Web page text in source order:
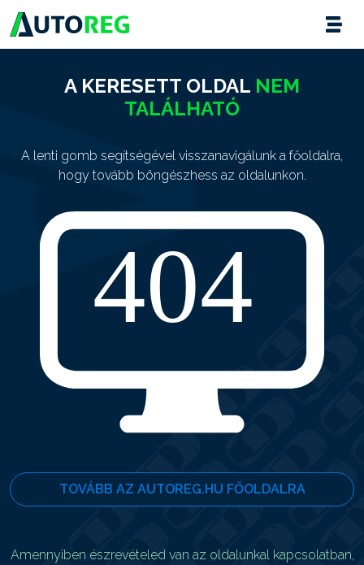
A KERESETT OLDAL NEM
TALÁLHATÓ
A lenti gomb segítségével visszanavigálunk a főoldalra,
hogy tovább böngészhess az oldalunkon.
TOVÁBB AZ AUTOREG.HU FŐOLDALRA
Amennyiben észrevételed van az oldalunkal kapcsolatban,